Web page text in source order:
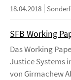
18.04.2018
SFB Working
Das Working
Justice Systems
von Girmachew